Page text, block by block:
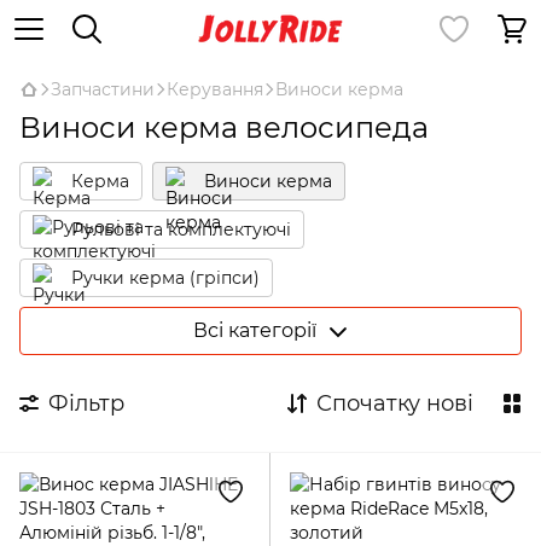
Запчастини Керування Виноси керма
Виноси керма велосипеда
Керма Виноси керма
Рульові та комплектуючі
Ручки керма (гріпси)
Обмотка керма, баренди
Всі категорії
Фільтр Спочатку нові